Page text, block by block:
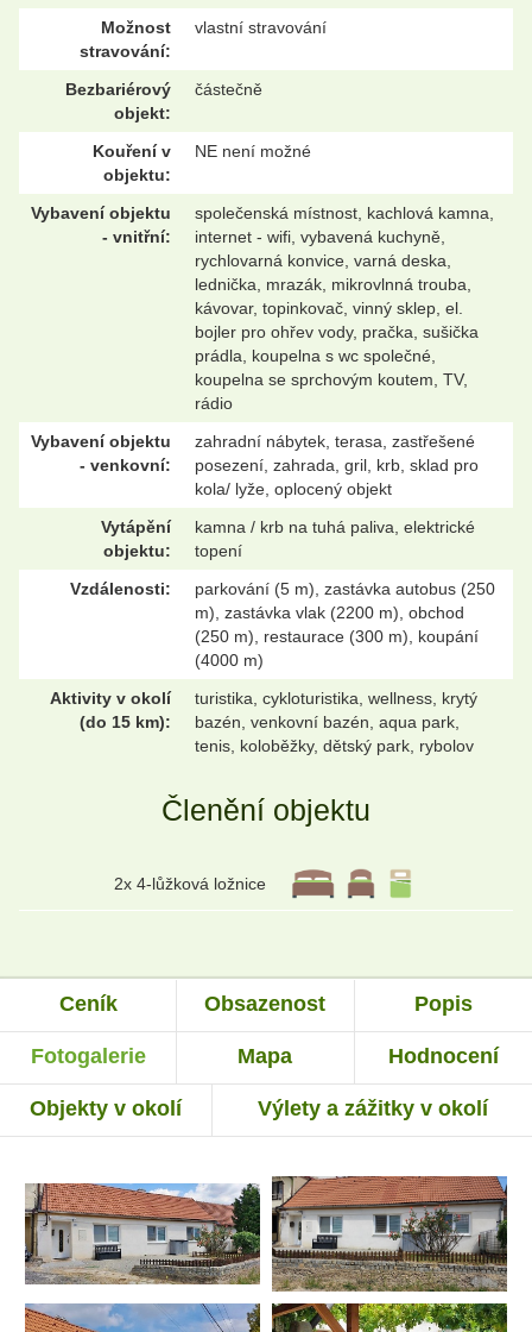
Možnost
stravování:
vlastní stravování
Bezbariérový
objekt:
částečně
Kouření v
objektu:
NE není možné
Vybavení objektu
- vnitřní:
společenská místnost, kachlová kamna,
internet - wifi, vybavená kuchyně,
rychlovarná konvice, varná deska,
lednička, mrazák, mikrovlnná trouba,
kávovar, topinkovač, vinný sklep, el.
bojler pro ohřev vody, pračka, sušička
prádla, koupelna s wc společné,
koupelna se sprchovým koutem, TV,
rádio
Vybavení objektu
- venkovní:
zahradní nábytek, terasa, zastřešené
posezení, zahrada, gril, krb, sklad pro
kola/ lyže, oplocený objekt
Vytápění
objektu:
kamna / krb na tuhá paliva, elektrické
topení
Vzdálenosti:
parkování (5 m), zastávka autobus (250
m), zastávka vlak (2200 m), obchod
(250 m), restaurace (300 m), koupání
(4000 m)
Aktivity v okolí
(do 15 km):
turistika, cykloturistika, wellness, krytý
bazén, venkovní bazén, aqua park,
tenis, koloběžky, dětský park, rybolov
Členění objektu
2x 4-lůžková ložnice
Ceník Obsazenost Popis
Fotogalerie Mapa Hodnocení
Objekty v okolí Výlety a zážitky v okolí